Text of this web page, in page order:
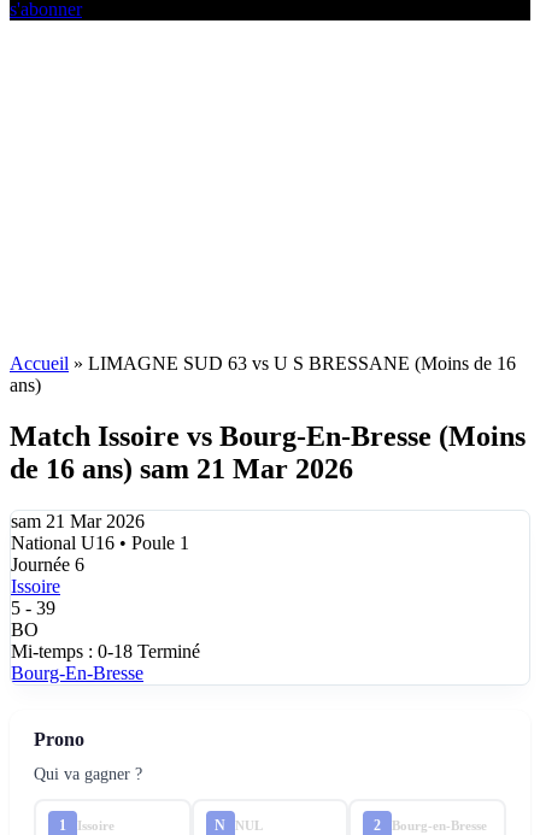
s'abonner
Accueil » LIMAGNE SUD 63 vs U S BRESSANE (Moins de 16
ans)
Match Issoire vs Bourg-En-Bresse (Moins
de 16 ans) sam 21 Mar 2026
sam 21 Mar 2026
National U16 • Poule 1
Journée 6
Issoire
5 - 39
BO
Mi-temps : 0-18 Terminé
Bourg-En-Bresse
Prono
Qui va gagner ?
1 Issoire N NUL 2 Bourg-en-Bresse